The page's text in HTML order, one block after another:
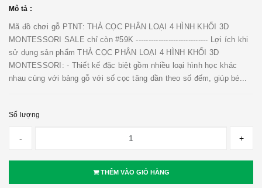
Mô tả :
Mã đồ chơi gỗ PTNT: THẢ CỌC PHÂN LOẠI 4 HÌNH KHỐI 3D
MONTESSORI SALE chỉ còn #59K ----------------------------- Lợi ích khi
sử dụng sản phẩm THẢ CỌC PHÂN LOẠI 4 HÌNH KHỐI 3D
MONTESSORI: - Thiết kế đặc biệt gồm nhiều loại hình học khác
nhau cùng với bảng gỗ với số cọc tăng dần theo số đếm, giúp bé...
Số lượng
- +
THÊM VÀO GIỎ HÀNG